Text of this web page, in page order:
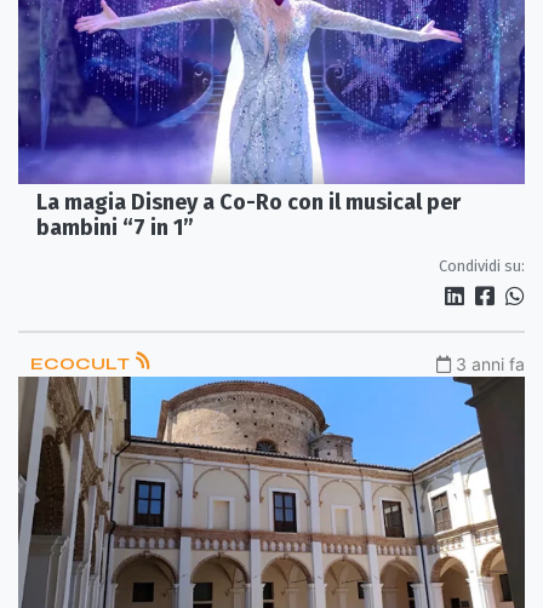
La magia Disney a Co-Ro con il musical per
bambini “7 in 1”
Condividi su:
ECOCULT 3 anni fa